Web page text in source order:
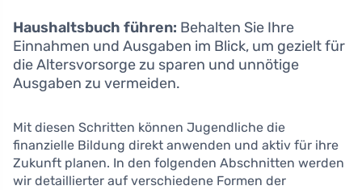
Haushaltsbuch führen: Behalten Sie Ihre
Einnahmen und Ausgaben im Blick, um gezielt für
die Altersvorsorge zu sparen und unnötige
Ausgaben zu vermeiden.
Mit diesen Schritten können Jugendliche die
finanzielle Bildung direkt anwenden und aktiv für ihre
Zukunft planen. In den folgenden Abschnitten werden
wir detaillierter auf verschiedene Formen der